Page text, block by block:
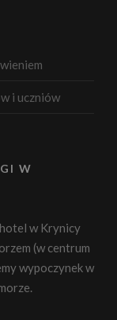
i uczniów
W
w Krynicy
(w centrum
wypoczynek w